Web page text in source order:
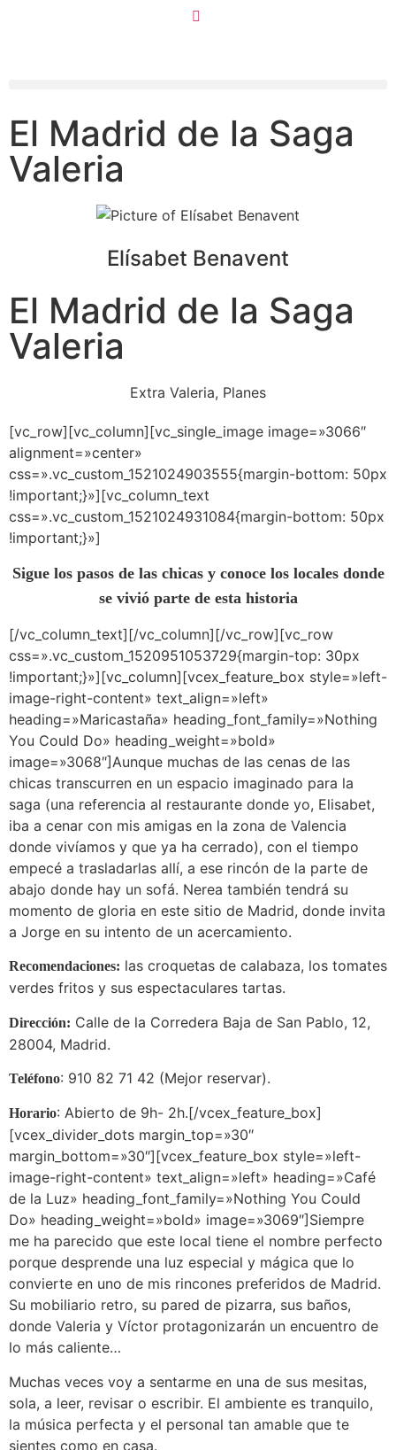
El Madrid de la Saga
Valeria
Elísabet Benavent
El Madrid de la Saga
Valeria
Extra Valeria, Planes
[vc_row][vc_column][vc_single_image image=»3066″
alignment=»center»
css=».vc_custom_1521024903555{margin-bottom: 50px
!important;}»][vc_column_text
css=».vc_custom_1521024931084{margin-bottom: 50px
!important;}»]
Sigue los pasos de las chicas y conoce los locales donde
se vivió parte de esta historia
[/vc_column_text][/vc_column][/vc_row][vc_row
css=».vc_custom_1520951053729{margin-top: 30px
!important;}»][vc_column][vcex_feature_box style=»left-
image-right-content» text_align=»left»
heading=»Maricastaña» heading_font_family=»Nothing
You Could Do» heading_weight=»bold»
image=»3068″]Aunque muchas de las cenas de las
chicas transcurren en un espacio imaginado para la
saga (una referencia al restaurante donde yo, Elisabet,
iba a cenar con mis amigas en la zona de Valencia
donde vivíamos y que ya ha cerrado), con el tiempo
empecé a trasladarlas allí, a ese rincón de la parte de
abajo donde hay un sofá. Nerea también tendrá su
momento de gloria en este sitio de Madrid, donde invita
a Jorge en su intento de un acercamiento.
Recomendaciones: las croquetas de calabaza, los tomates
verdes fritos y sus espectaculares tartas.
Dirección: Calle de la Corredera Baja de San Pablo, 12,
28004, Madrid.
Teléfono: 910 82 71 42 (Mejor reservar).
Horario: Abierto de 9h- 2h.[/vcex_feature_box]
[vcex_divider_dots margin_top=»30″
margin_bottom=»30″][vcex_feature_box style=»left-
image-right-content» text_align=»left» heading=»Café
de la Luz» heading_font_family=»Nothing You Could
Do» heading_weight=»bold» image=»3069″]Siempre
me ha parecido que este local tiene el nombre perfecto
porque desprende una luz especial y mágica que lo
convierte en uno de mis rincones preferidos de Madrid.
Su mobiliario retro, su pared de pizarra, sus baños,
donde Valeria y Víctor protagonizarán un encuentro de
lo más caliente…
Muchas veces voy a sentarme en una de sus mesitas,
sola, a leer, revisar o escribir. El ambiente es tranquilo,
la música perfecta y el personal tan amable que te
sientes como en casa.